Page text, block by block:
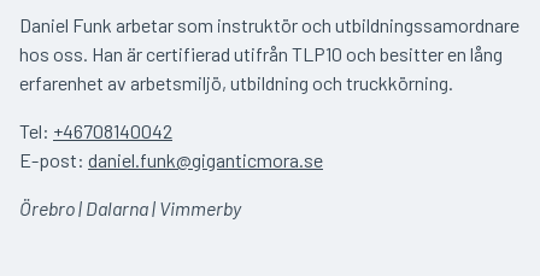
Daniel Funk arbetar som instruktör och utbildningssamordnare
hos oss. Han är certifierad utifrån TLP10 och besitter en lång
erfarenhet av arbetsmiljö, utbildning och truckkörning.
Tel: +46708140042
E-post: daniel.funk@giganticmora.se
Örebro | Dalarna | Vimmerby